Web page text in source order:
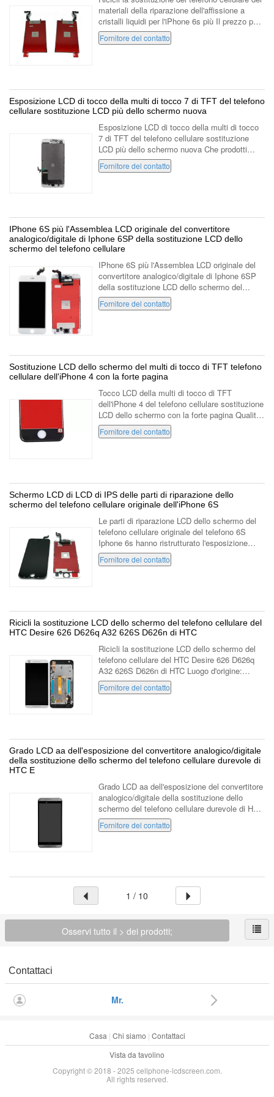
materiali della riparazione dell'affissione a
cristalli liquidi per l'iPhone 6s più Il prezzo può
essere gentilmente si consulta. L'oggetto
durevole fatto ...
Fornitore del contatto
Esposizione LCD di tocco della multi di tocco 7 di TFT del telefono
cellulare sostituzione LCD più dello schermo nuova
Esposizione LCD di tocco della multi di tocco
7 di TFT del telefono cellulare sostituzione
LCD più dello schermo nuova Che prodotti
forniamo Esposizione LCD di tocco del
telefono cellulare per Iphone Esposizion...
Fornitore del contatto
IPhone 6S più l'Assemblea LCD originale del convertitore
analogico/digitale di Iphone 6SP della sostituzione LCD dello
schermo del telefono cellulare
IPhone 6S più l'Assemblea LCD originale del
convertitore analogico/digitale di Iphone 6SP
della sostituzione LCD dello schermo del
telefono cellulare Oggetti Convertitore
analogico/digitale LCD della sostituzio...
Fornitore del contatto
Sostituzione LCD dello schermo del multi di tocco di TFT telefono
cellulare dell'iPhone 4 con la forte pagina
Tocco LCD della multi di tocco di TFT
dell'iPhone 4 del telefono cellulare sostituzione
LCD dello schermo con la forte pagina Qualità
OEM originale/originale pieno/aa Parti del
prodotto Vetro + touch screen + ...
Fornitore del contatto
Schermo LCD di LCD di IPS delle parti di riparazione dello
schermo del telefono cellulare originale dell'iPhone 6S
Le parti di riparazione LCD dello schermo del
telefono cellulare originale del telefono 6S
Iphone 6s hanno ristrutturato l'esposizione
dell'affissione a cristalli liquidi dello schermo
Oggetti Schermo LCD del ...
Fornitore del contatto
Ricicli la sostituzione LCD dello schermo del telefono cellulare del
HTC Desire 626 D626q A32 626S D626n di HTC
Ricicli la sostituzione LCD dello schermo del
telefono cellulare del HTC Desire 626 D626q
A32 626S D626n di HTC Luogo d'origine:
Guangdong, Cina (continente) Marca
commerciale: grandever Numero di modello:
Fornitore del contatto
Grado LCD aa dell'esposizione del convertitore analogico/digitale
della sostituzione dello schermo del telefono cellulare durevole di
HTC E
Grado LCD aa dell'esposizione del convertitore
analogico/digitale della sostituzione dello
schermo del telefono cellulare durevole di HTC
E Luogo d'origine: Guangdong, Cina
(continente) Numero di modello: per ...
Fornitore del contatto
1 / 10
Osservi tutto il > dei prodotti;
Contattaci
Mr.
Casa | Chi siamo | Contattaci
Vista da tavolino
Copyright © 2018 - 2025 cellphone-lcdscreen.com.
All rights reserved.